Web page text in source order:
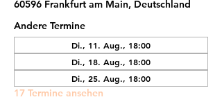
60596 Frankfurt am Main, Deutschland
Andere Termine
Di., 11. Aug., 18:00
Di., 18. Aug., 18:00
Di., 25. Aug., 18:00
17 Termine ansehen